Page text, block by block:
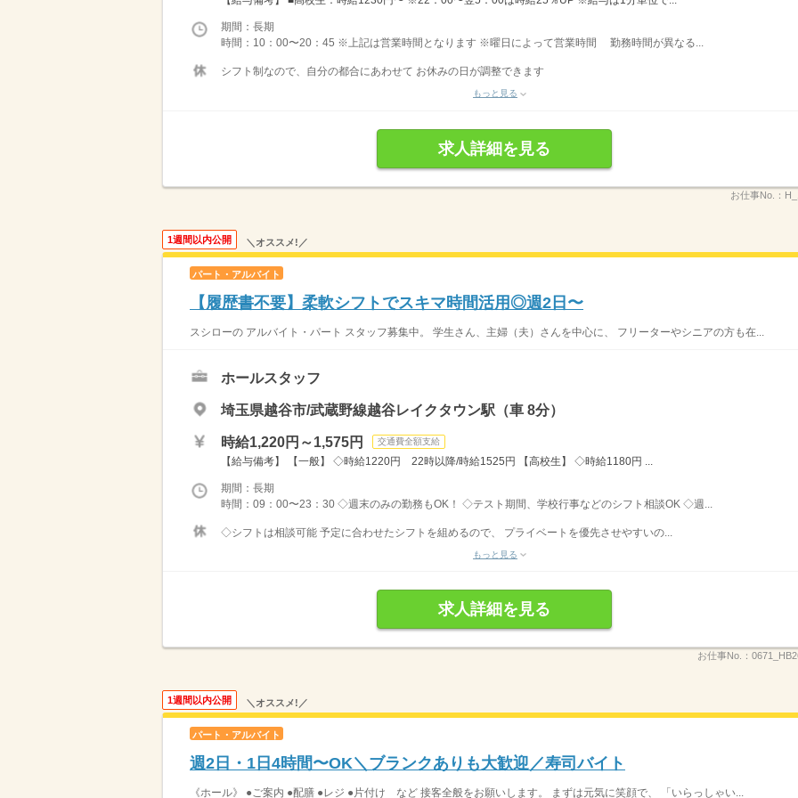
期間：長期
時間：10：00〜20：45 ※上記は営業時間となります ※曜日によって営業時間 勤務時間が異なる...
シフト制なので、自分の都合にあわせて お休みの日が調整できます
もっと見る
求人詳細を見る
お仕事No.：
1週間以内公開 ＼オススメ!／
パート・アルバイト
【履歴書不要】柔軟シフトでスキマ時間活用◎週2日〜
スシローの アルバイト・パート スタッフ募集中。 学生さん、主婦（夫）さんを中心に、 フリーターやシニアの方も在...
ホールスタッフ
埼玉県越谷市/武蔵野線越谷レイクタウン駅（車 8分）
時給1,220円～1,575円 交通費全額支給
【給与備考】 【一般】 ◇時給1220円 22時以降/時給1525円 【高校生】 ◇時給1180円 ...
期間：長期
時間：09：00〜23：30 ◇週末のみの勤務もOK！ ◇テスト期間、学校行事などのシフト相談OK ◇週...
◇シフトは相談可能 予定に合わせたシフトを組めるので、 プライベートを優先させやすいの...
もっと見る
求人詳細を見る
お仕事No.：
1週間以内公開 ＼オススメ!／
パート・アルバイト
週2日・1日4時間〜OK＼ブランクありも大歓迎／寿司バイト
《ホール》 ●ご案内 ●配膳 ●レジ ●片付け など 接客全般をお願いします。 まずは元気に笑顔で、 「いらっしゃい...